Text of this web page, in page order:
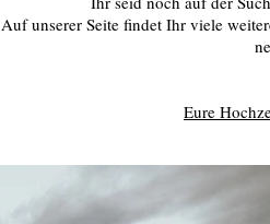
Auf unserer Seite findet Ihr viele
Eure